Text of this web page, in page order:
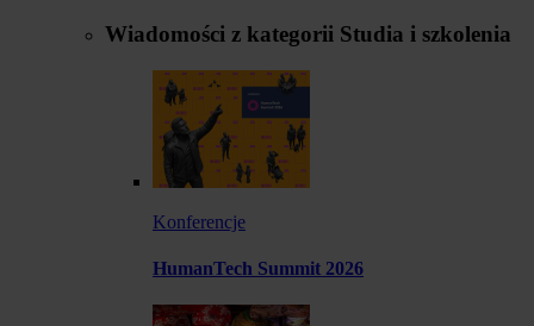
Wiadomości z kategorii Studia i szkolenia
Konferencje
HumanTech Summit 2026